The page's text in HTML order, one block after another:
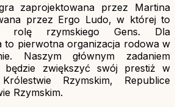
zaprojektowana przez Martina
przez Ergo Ludo, w której to
rolę rzymskiego Gens. Dla
to pierwotna organizacja rodowa w
Naszym głównym zadaniem
będzie zwiększyć swój prestiż w
Rzymskim, Republice
Rzymskim.